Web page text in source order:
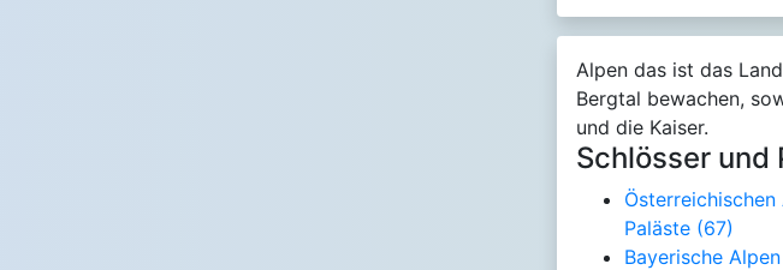
Alpen das ist das
Bergtal bewachen,
und die Kaiser.
Schlösser und
Paläste (67)
Bayerische